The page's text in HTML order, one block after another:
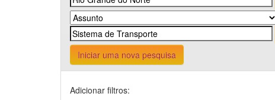
Iniciar uma nova pesquisa
Adicionar filtros: